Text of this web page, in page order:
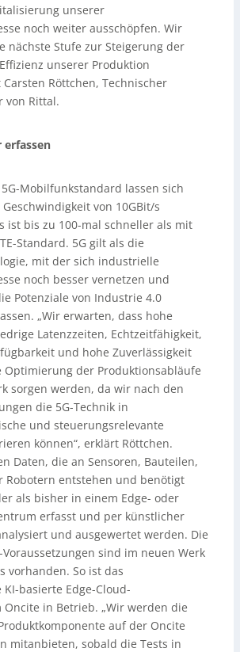
unserer
noch weiter ausschöpfen. Wir
nächste Stufe zur Steigerung der
unserer Produktion
Carsten Röttchen, Technischer
von Rittal.
erfassen
Mobilfunkstandard lassen sich
von 10GBit/s
ist bis zu 100-mal schneller als mit
Standard. 5G gilt als die
mit der sich industrielle
noch besser vernetzen und
Potenziale von Industrie 4.0
„Wir erwarten, dass hohe
Latenzzeiten, Echtzeitfähigkeit,
und hohe Zuverlässigkeit
der Produktionsabläufe
sorgen werden, da wir nach den
die 5G-Technik in
und steuerungsrelevante
können“, erklärt Röttchen.
Daten, die an Sensoren, Bauteilen,
Robotern entstehen und benötigt
als bisher in einem Edge- oder
erfasst und per künstlicher
und ausgewertet werden. Die
sind im neuen Werk
vorhanden. So ist das
basierte Edge-Cloud-
Oncite in Betrieb. „Wir werden die
auf der Oncite
mitanbieten, sobald die Tests in